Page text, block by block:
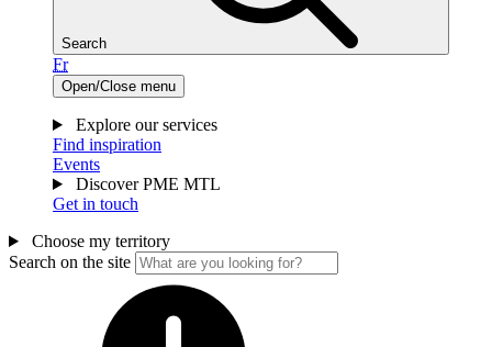
Search
Fr
Open/Close menu
Explore our services
Find inspiration
Events
Discover PME MTL
Get in touch
Choose my territory
Search on the site